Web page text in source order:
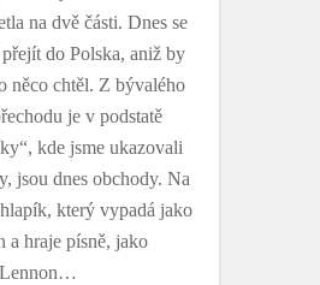
na dvě části. Dnes se
do Polska, aniž by
něco chtěl. Z bývalého
je v podstatě
kde jsme ukazovali
jsou dnes obchody. Na
který vypadá jako
a hraje písně, jako
Lennon…